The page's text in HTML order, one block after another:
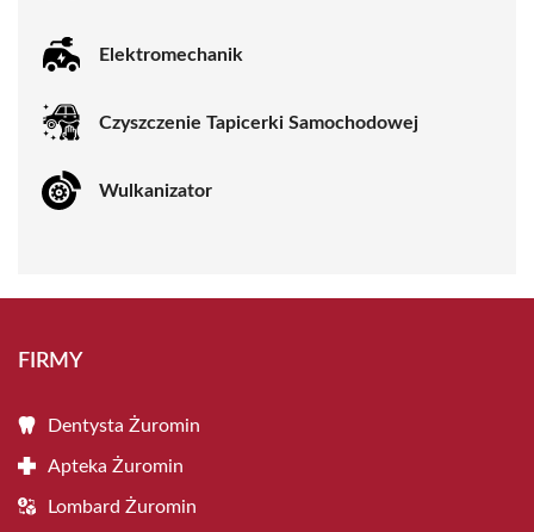
Elektromechanik
Czyszczenie Tapicerki Samochodowej
Wulkanizator
FIRMY
Dentysta Żuromin
Apteka Żuromin
Lombard Żuromin